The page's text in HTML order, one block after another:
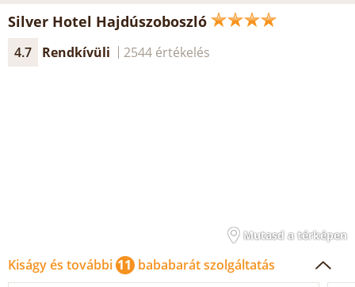
Silver Hotel Hajdúszoboszló
4.7 Rendkívüli 2544 értékelés
Mutasd a térképen
Kiságy és további 11 bababarát szolgáltatás